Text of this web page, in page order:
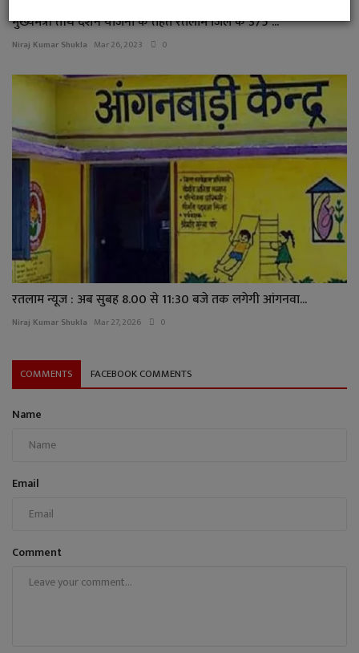
मुख्यमंत्री तीर्थ दर्शन योजना के तहत रतलाम जिले के 375 ...
Niraj Kumar Shukla Mar 26, 2023 0
रतलाम न्यूज : अब सुबह 8.00 से 11:30 बजे तक लगेगी आंगनवा...
Niraj Kumar Shukla Mar 27, 2026 0
COMMENTS FACEBOOK COMMENTS
Name
Email
Comment